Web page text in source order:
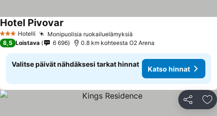
3 Tähtiluokitus
Hotelli Monipuolisia ruokailuelämyksiä
Hotel Pivovar
8,5 Loistava 6 696 0.8 km kohteesta O2 Arena
Valitse päivät nähdäksesi tarkat hinnat
Katso hinnat
Jaa